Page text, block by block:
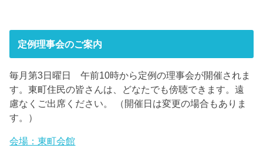
定例理事会のご案内
毎月第3日曜日 午前10時から定例の理事会が開催されま
す。東町住民の皆さんは、どなたでも傍聴できます。遠
慮なくご出席ください。 （開催日は変更の場合もありま
す。）
会場：東町会館